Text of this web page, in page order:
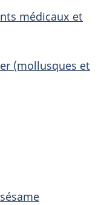
médicaux et
(mollusques et